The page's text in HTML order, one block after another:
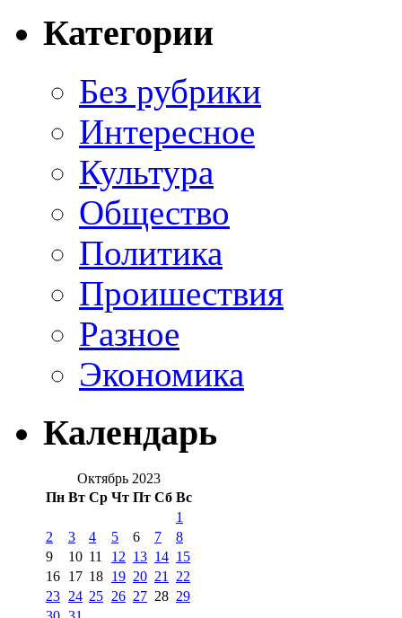
Категории
Без рубрики
Интересное
Культура
Общество
Политика
Проишествия
Разное
Экономика
Календарь
Октябрь 2023
Пн Вт Ср Чт Пт Сб Вс
1
2
3 4 5 6 7
8
9
10 11 12 13 14 15
16 17 18 19 20 21
22
23 24 25 26 27 28 29